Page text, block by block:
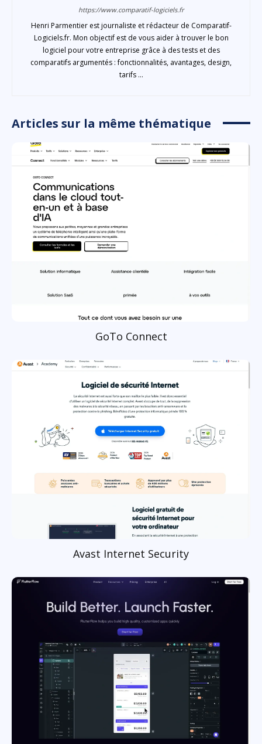
https://www.comparatif-logiciels.fr
Henri Parmentier est journaliste et rédacteur de Comparatif-
Logiciels.fr. Mon objectif est de vous aider à trouver le bon
logiciel pour votre entreprise grâce à des tests et des
comparatifs argumentés : fonctionnalités, avantages, design,
tarifs ...
Articles sur la même thématique
GoTo Connect
Avast Internet Security